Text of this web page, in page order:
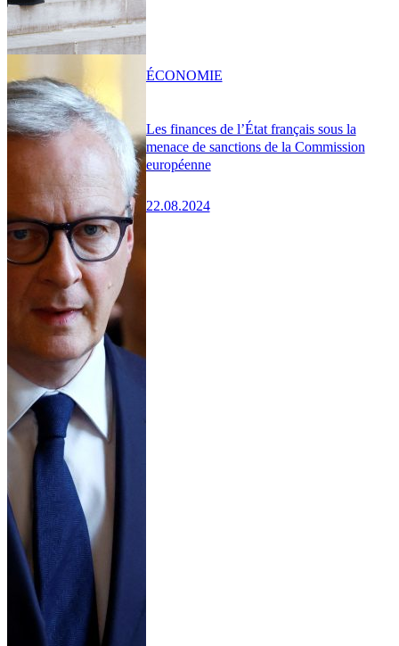
Les finances de l’État français sous la
menace de sanctions de la Commission
européenne
22.08.2024
ÉCONOMIE